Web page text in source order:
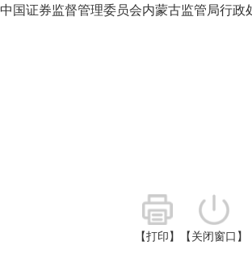
中国证券监督管理委员会内蒙古监管局行政
【打印】 【关闭窗口】